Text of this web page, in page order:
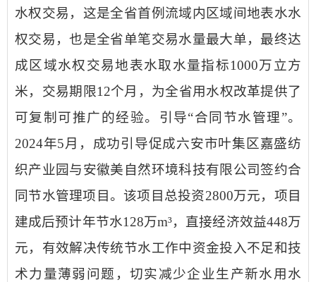
水权交易，这是全省首例流域内区域间地表水水
权交易，也是全省单笔交易水量最大单，最终达
成区域水权交易地表水取水量指标1000万立方
米，交易期限12个月，为全省用水权改革提供了
可复制可推广的经验。 引导“合同节水管理”。
2024年5月，成功引导促成六安市叶集区嘉盛纺
织产业园与安徽美自然环境科技有限公司签约合
同节水管理项目。该项目总投资2800万元，项目
建成后预计年节水128万m³，直接经济效益448万
元，有效解决传统节水工作中资金投入不足和技
术力量薄弱问题，切实减少企业生产新水用水